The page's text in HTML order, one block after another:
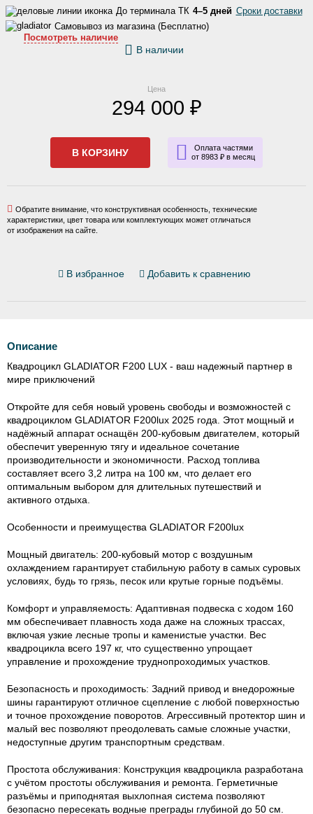
В избранное Добавить к сравнению
До терминала ТК 4–5 дней Сроки доставки
Самовывоз из магазина (Бесплатно)
Посмотреть наличие
В наличии
Цена
294 000 ₽
В КОРЗИНУ
Оплата частями
от 8983 ₽ в месяц
Обратите внимание, что конструктивная особенность, технические
характеристики, цвет товара или комплектующих может отличаться
от изображения на сайте.
Описание
Квадроцикл GLADIATOR F200 LUX - ваш надежный партнер в
мире приключений
Откройте для себя новый уровень свободы и возможностей с
квадроциклом GLADIATOR F200lux 2025 года. Этот мощный и
надёжный аппарат оснащён 200-кубовым двигателем, который
обеспечит уверенную тягу и идеальное сочетание
производительности и экономичности. Расход топлива
составляет всего 3,2 литра на 100 км, что делает его
оптимальным выбором для длительных путешествий и
активного отдыха.
Особенности и преимущества GLADIATOR F200lux
Мощный двигатель: 200-кубовый мотор с воздушным
охлаждением гарантирует стабильную работу в самых суровых
условиях, будь то грязь, песок или крутые горные подъёмы.
Комфорт и управляемость: Адаптивная подвеска с ходом 160
мм обеспечивает плавность хода даже на сложных трассах,
включая узкие лесные тропы и каменистые участки. Вес
квадроцикла всего 197 кг, что существенно упрощает
управление и прохождение труднопроходимых участков.
Безопасность и проходимость: Задний привод и внедорожные
шины гарантируют отличное сцепление с любой поверхностью
и точное прохождение поворотов. Агрессивный протектор шин и
малый вес позволяют преодолевать самые сложные участки,
недоступные другим транспортным средствам.
Простота обслуживания: Конструкция квадроцикла разработана
с учётом простоты обслуживания и ремонта. Герметичные
разъёмы и приподнятая выхлопная система позволяют
безопасно пересекать водные преграды глубиной до 50 см.